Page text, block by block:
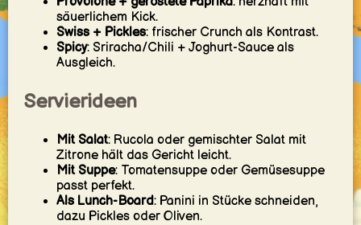
säuerlichem Kick.
Swiss + Pickles: frischer Crunch als Kontrast.
Spicy: Sriracha/Chili + Joghurt-Sauce als
Ausgleich.
Servierideen
Mit Salat: Rucola oder gemischter Salat mit
Zitrone hält das Gericht leicht.
Mit Suppe: Tomatensuppe oder Gemüsesuppe
passt perfekt.
Als Lunch-Board: Panini in Stücke schneiden,
dazu Pickles oder Oliven.